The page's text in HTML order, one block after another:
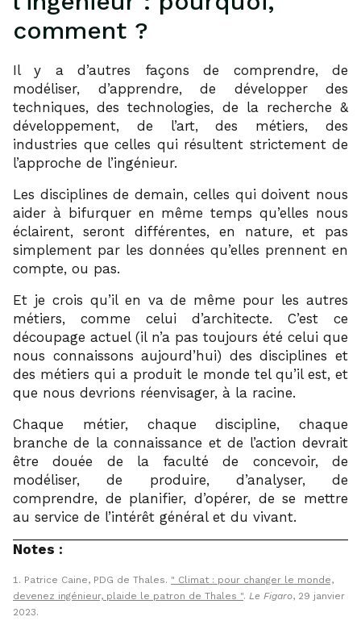
comment ?
Il y a d’autres façons de comprendre, de
modéliser, d’apprendre, de développer des
techniques, des technologies, de la recherche &
développement, de l’art, des métiers, des
industries que celles qui résultent strictement de
l’approche de l’ingénieur.
Les disciplines de demain, celles qui doivent nous
aider à bifurquer en même temps qu’elles nous
éclairent, seront différentes, en nature, et pas
simplement par les données qu’elles prennent en
compte, ou pas.
Et je crois qu’il en va de même pour les autres
métiers, comme celui d’architecte. C’est ce
découpage actuel (il n’a pas toujours été celui que
nous connaissons aujourd’hui) des disciplines et
des métiers qui a produit le monde tel qu’il est, et
que nous devrions réenvisager, à la racine.
Chaque métier, chaque discipline, chaque
branche de la connaissance et de l’action devrait
être douée de la faculté de concevoir, de
modéliser, de produire, d’analyser, de
comprendre, de planifier, d’opérer, de se mettre
au service de l’intérêt général et du vivant.
Notes :
Patrice Caine, PDG de Thales.
Climat : pour changer le monde,
devenez ingénieur, plaide le patron de Thales
. Le Figaro, 29 janvier
2023.